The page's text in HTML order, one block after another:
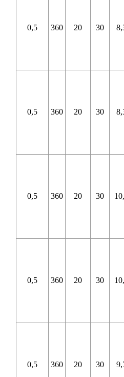
0,5 360 20 30
0,5 360 20 30
0,5 360 20 30
0,5 360 20 30
0,5 360 20 30